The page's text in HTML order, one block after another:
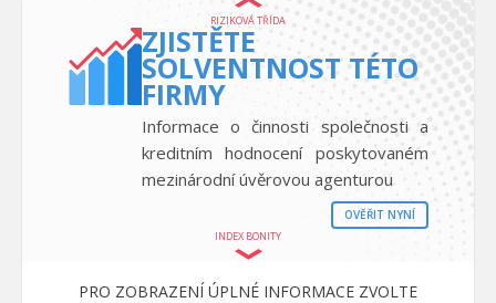
RIZIKOVÁ TŘÍDA
ZJISTĚTE
SOLVENTNOST TÉTO
FIRMY
Informace o činnosti společnosti a
kreditním hodnocení poskytovaném
mezinárodní úvěrovou agenturou
OVĚŘIT NYNÍ
INDEX BONITY
PRO ZOBRAZENÍ ÚPLNÉ INFORMACE ZVOLTE